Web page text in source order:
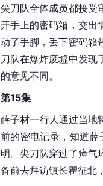
尖刀队全体成员都接受
开手上的密码箱，交出
动了手脚，丢下密码箱
刀队在爆炸废墟中发现
的意见不同。
第15集
薛子材一行人通过当地
前的密电记录，知道
明。尖刀队穿过了瘴气
备前去拜访镇长瞿征北